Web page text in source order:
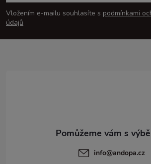
p
a
Vložením e-mailu souhlasíte s podmínkami
údajů
info@andopa.cz